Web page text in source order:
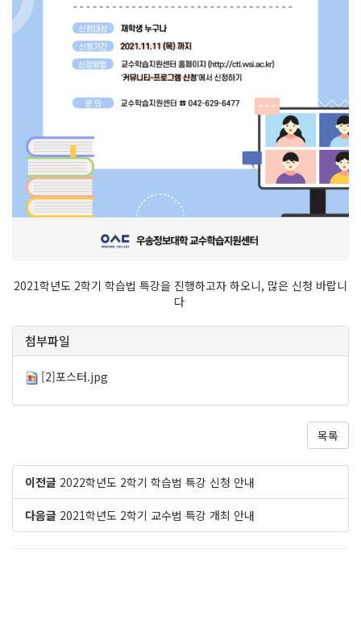
2021학년도 2학기 학습법 특강을 진행하고자 하오니, 많은 신청 바랍니
다
첨부파일
[2]포스터.jpg
목록
이전글 2022학년도 2학기 학습법 특강 신청 안내
다음글 2021학년도 2학기 교수법 특강 개최 안내